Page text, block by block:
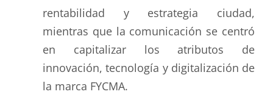
rentabilidad y estrategia ciudad,
mientras que la comunicación se centró
en capitalizar los atributos de
innovación, tecnología y digitalización de
la marca FYCMA.